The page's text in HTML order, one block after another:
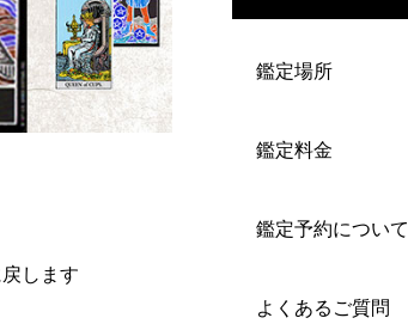
します
鑑定場所
鑑定料金
鑑定予約について
よくあるご質問